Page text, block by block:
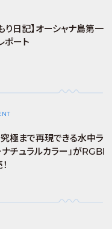
り日記】オーシャナ島第一
ポート
極まで再現できる水中ラ
ナチュラルカラー」がRGBl